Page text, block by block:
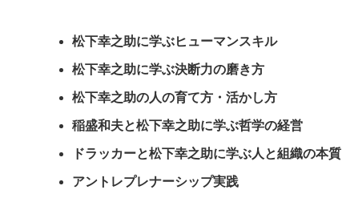
松下幸之助に学ぶヒューマンスキル
松下幸之助に学ぶ決断力の磨き方
松下幸之助の人の育て方・活かし方
稲盛和夫と松下幸之助に学ぶ哲学の経営
ドラッカーと松下幸之助に学ぶ人と組織の本質
アントレプレナーシップ実践